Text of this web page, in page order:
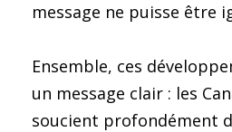
message ne puisse être
Ensemble, ces
un message clair : les
soucient profondément